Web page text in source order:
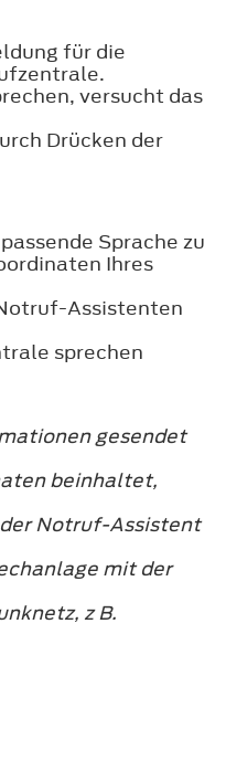
für die
versucht das
Drücken der
Sprache zu
Ihres
Assistenten
sprechen
gesendet
beinhaltet,
Notruf-Assistent
mit der
z B.